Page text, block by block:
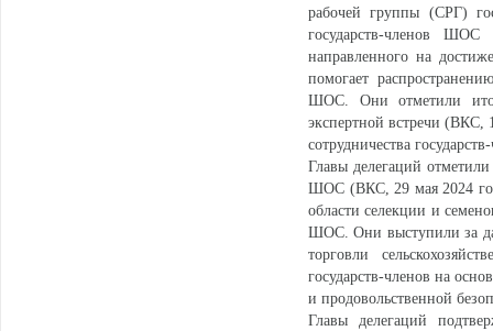
рабочей группы (СРГ)
государств-членов
направленного на
помогает
ШОС. Они отметили
экспертной встречи (ВКС,
сотрудничества
Главы делегаций
ШОС (ВКС, 29 мая 2024
области селекции и
ШОС. Они выступили за
торговли
государств-членов на
и продовольственной
Главы делегаций